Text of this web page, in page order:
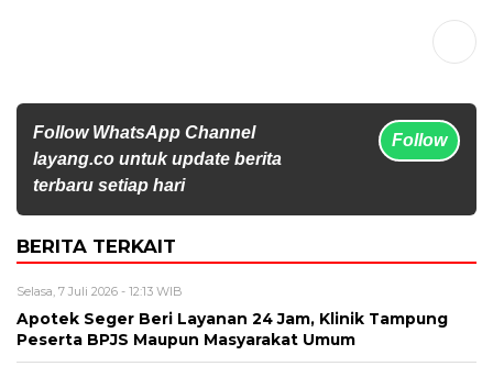
Follow WhatsApp Channel
layang.co untuk update berita
terbaru setiap hari
Follow
BERITA TERKAIT
Selasa, 7 Juli 2026 - 12:13 WIB
Apotek Seger Beri Layanan 24 Jam, Klinik Tampung
Peserta BPJS Maupun Masyarakat Umum